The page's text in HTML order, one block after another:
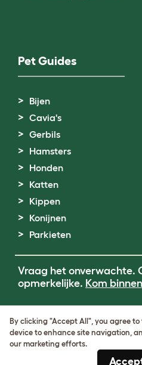
Pet Guides
Bijen
Cavia's
Gerbils
Hamsters
Honden
Katten
Kippen
Konijnen
Parkieten
Vraag het onverwachte.
opmerkelijke. Kom
Cookie & Privacy Policy
Cookie Settings
By clicking "Accept All", you agree
device to enhance site navigation,
our marketing efforts.